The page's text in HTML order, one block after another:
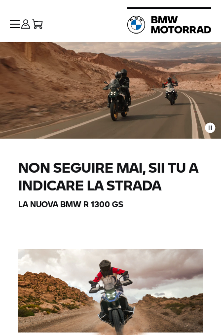
NON SEGUIRE MAI, SII TU A
INDICARE LA STRADA
LA NUOVA BMW R 1300 GS